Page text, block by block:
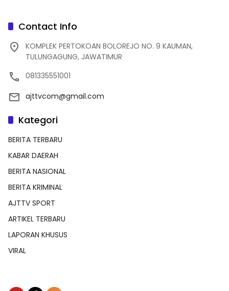
Contact Info
KOMPLEK PERTOKOAN BOLOREJO NO. 9 KAUMAN,
TULUNGAGUNG, JAWATIMUR
081335551001
ajttvcom@gmail.com
Kategori
BERITA TERBARU
KABAR DAERAH
BERITA NASIONAL
BERITA KRIMINAL
AJTTV SPORT
ARTIKEL TERBARU
LAPORAN KHUSUS
VIRAL